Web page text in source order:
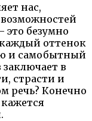
нас,
это безумно
каждый оттенок
и самобытный
в
страсти и
речь? Конечно